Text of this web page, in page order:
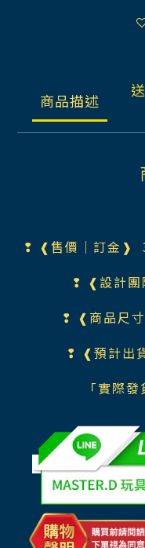
商品描述
❢ ❰售價｜訂金❱
❢ ❰設計
❢ ❰商品尺
❢ ❰預計出
「實際